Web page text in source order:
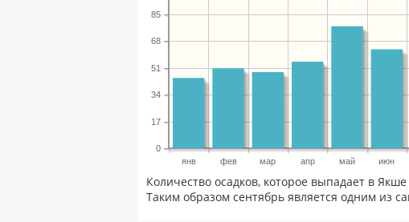
янв фев мар апр май июн
0
17
34
51
68
85
Количество осадков, которое выпадает в
Таким образом сентябрь является одним из